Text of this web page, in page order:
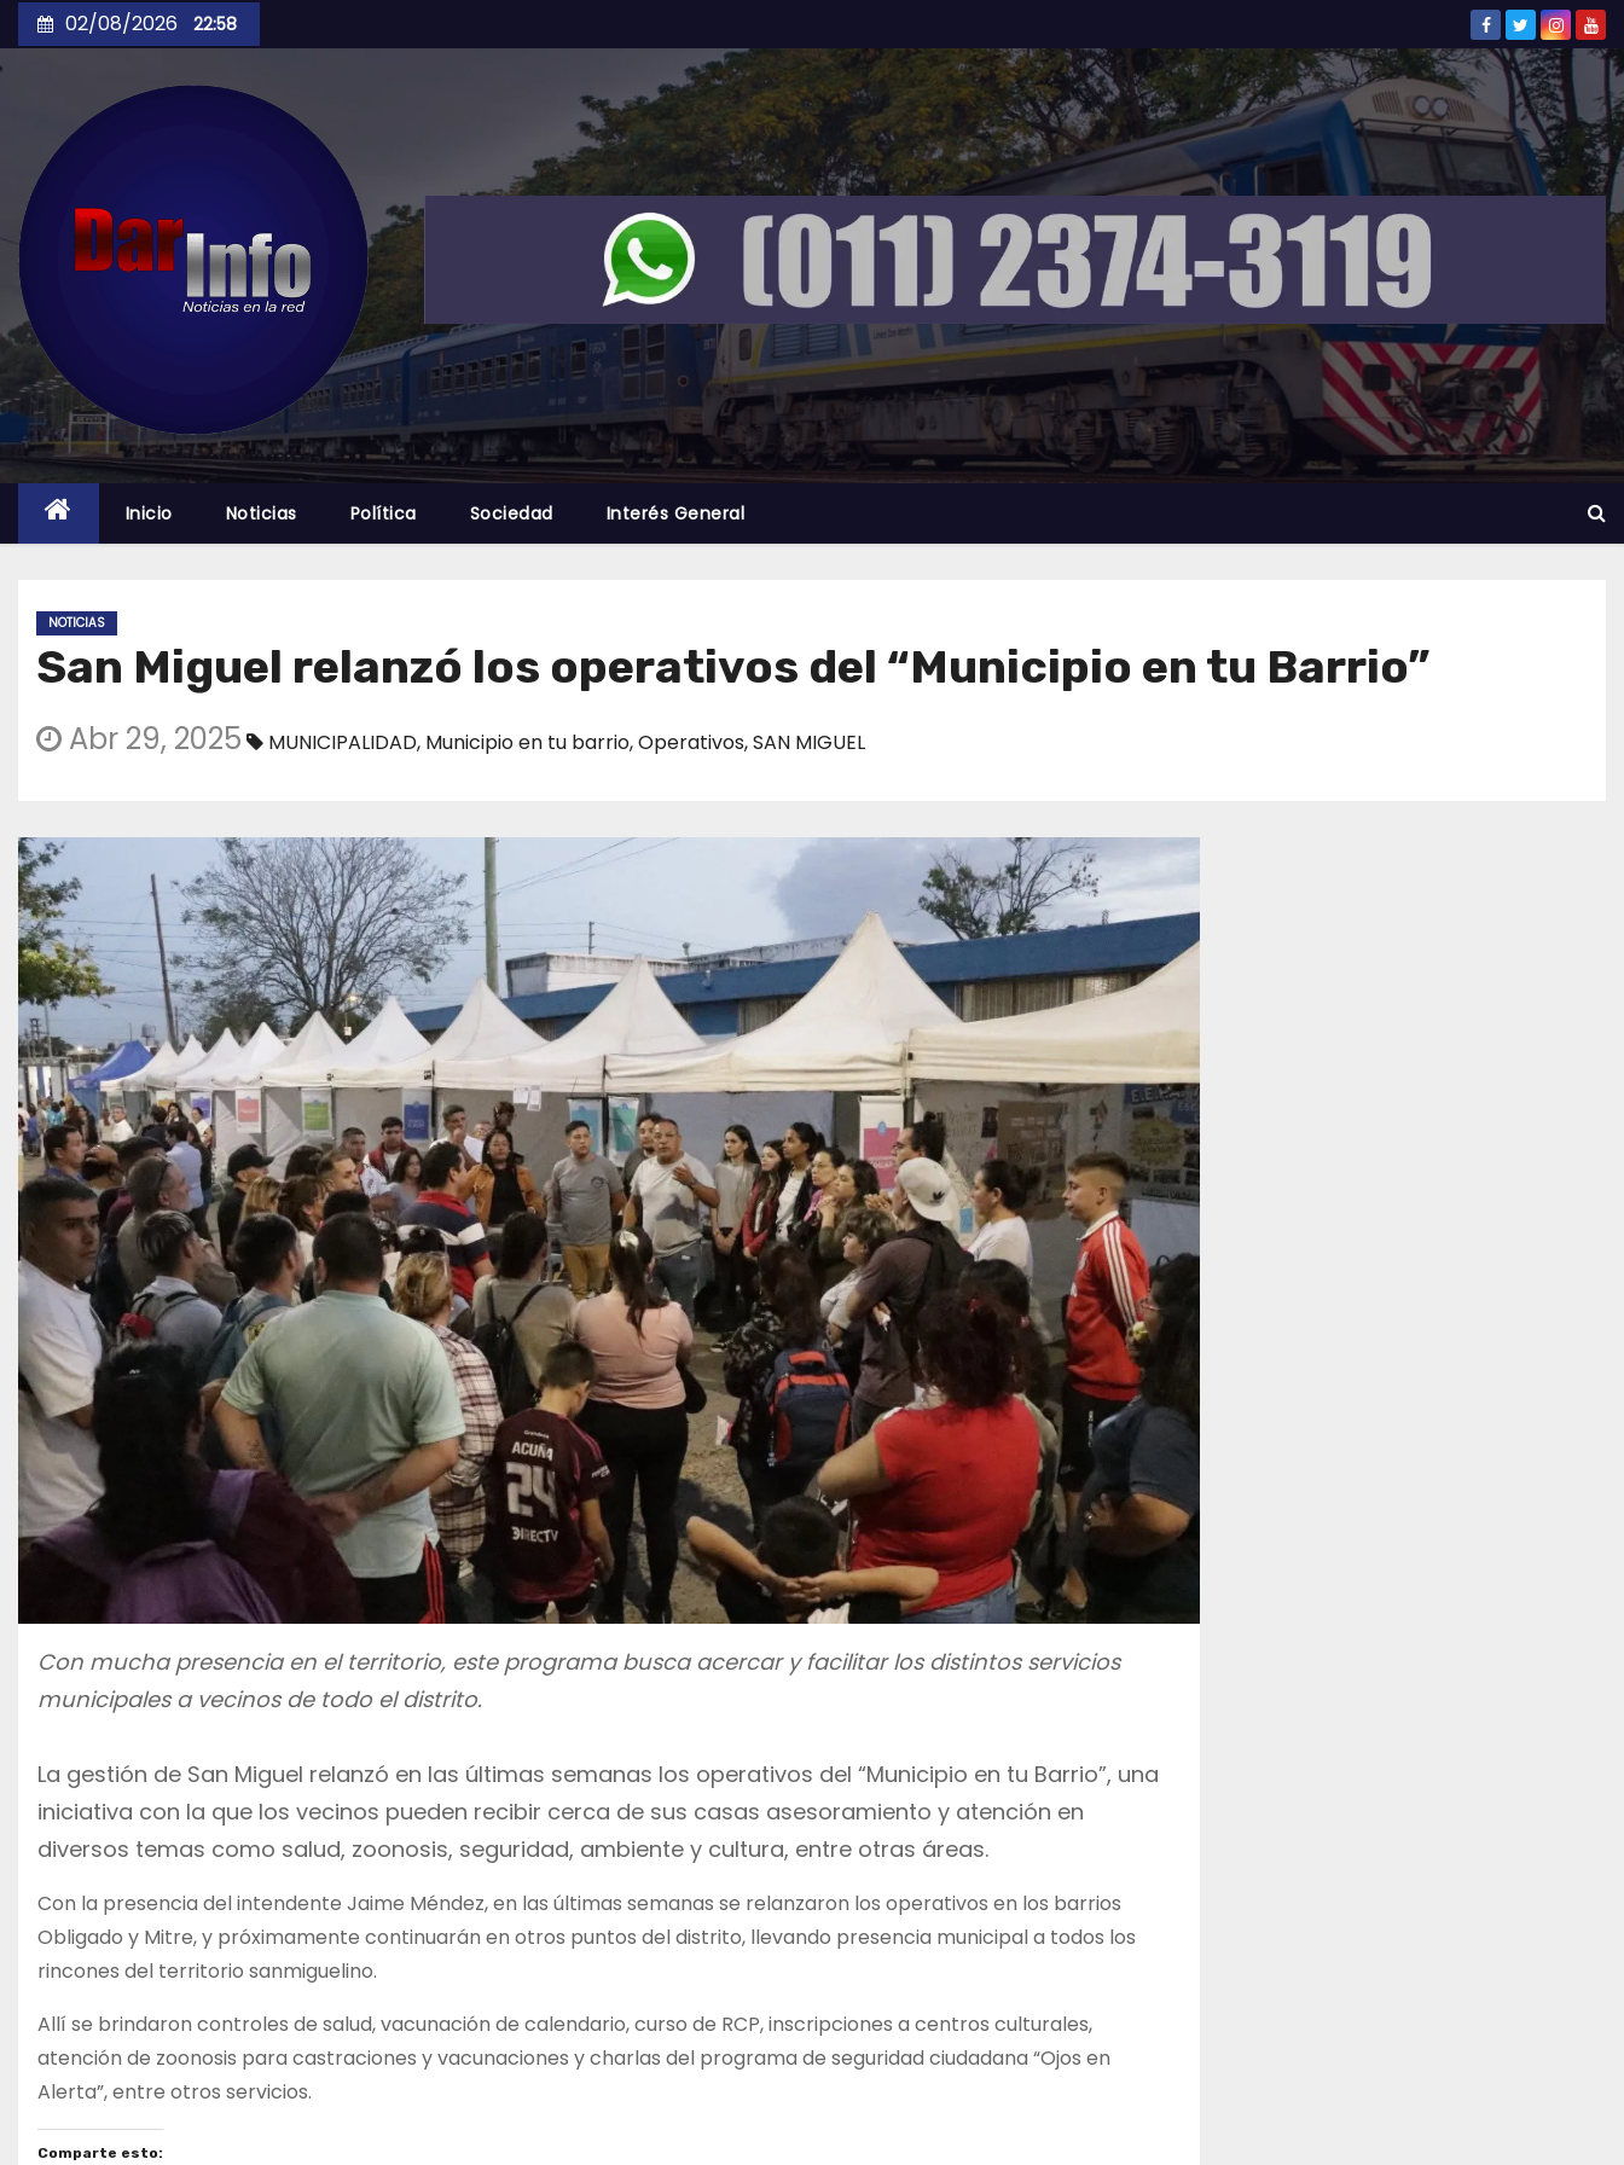
to
02/08/2026 22:58
Inicio Noticias Política Sociedad Interés General
NOTICIAS
San Miguel relanzó los operativos del “Municipio en tu Barrio”
Abr 29, 2025 MUNICIPALIDAD, Municipio en tu barrio,Operativos,SAN MIGUEL
Con mucha presencia en el territorio, este programa busca acercar y facilitar los distintos servicios
municipales a vecinos de todo el distrito.
La gestión de San Miguel relanzó en las últimas semanas los operativos del “Municipio en tu Barrio”, una
iniciativa con la que los vecinos pueden recibir cerca de sus casas asesoramiento y atención en
diversos temas como salud, zoonosis, seguridad, ambiente y cultura, entre otras áreas.
Con la presencia del intendente Jaime Méndez, en las últimas semanas se relanzaron los operativos en los barrios
Obligado y Mitre, y próximamente continuarán en otros puntos del distrito, llevando presencia municipal a todos los
rincones del territorio sanmiguelino.
Allí se brindaron controles de salud, vacunación de calendario, curso de RCP, inscripciones a centros culturales,
atención de zoonosis para castraciones y vacunaciones y charlas del programa de seguridad ciudadana “Ojos en
Alerta”, entre otros servicios.
Comparte esto: